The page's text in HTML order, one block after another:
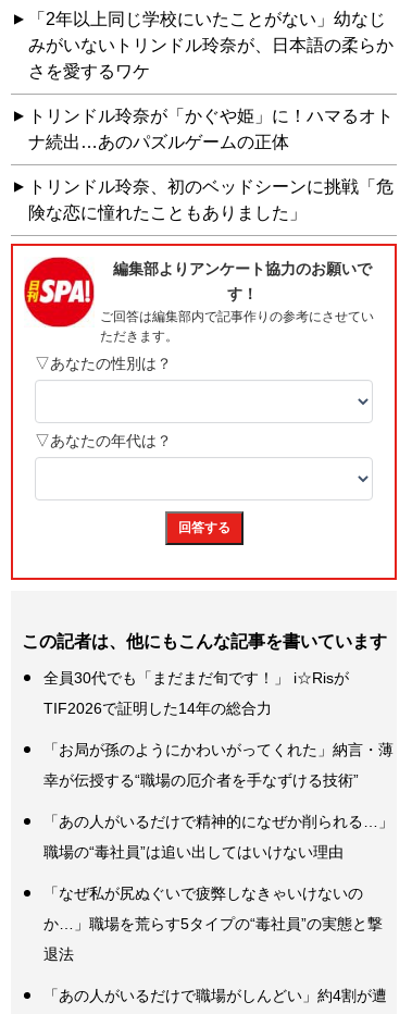
「2年以上同じ学校にいたことがない」幼なじ
みがいないトリンドル玲奈が、日本語の柔らか
さを愛するワケ
トリンドル玲奈が「かぐや姫」に！ハマるオト
ナ続出…あのパズルゲームの正体
トリンドル玲奈、初のベッドシーンに挑戦「危
険な恋に憧れたこともありました」
この記者は、他にもこんな記事を書いています
全員30代でも「まだまだ旬です！」 i☆Risが
TIF2026で証明した14年の総合力
「お局が孫のようにかわいがってくれた」納言・薄
幸が伝授する“職場の厄介者を手なずける技術”
「あの人がいるだけで精神的になぜか削られる…」
職場の“毒社員”は追い出してはいけない理由
「なぜ私が尻ぬぐいで疲弊しなきゃいけないの
か…」職場を荒らす5タイプの“毒社員”の実態と撃
退法
「あの人がいるだけで職場がしんどい」約4割が遭